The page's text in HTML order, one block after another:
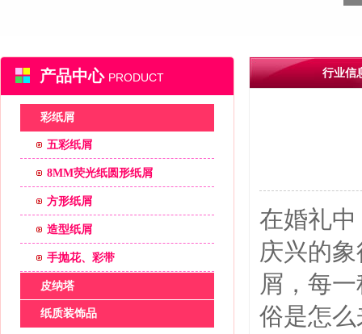
产品中心 PRODUCT
彩纸屑
五彩纸屑
8MM荧光纸圆形纸屑
方形纸屑
造型纸屑
手抛花、彩带
皮纳塔
纸质装饰品
行业信
在婚礼
庆兴的
屑，每
俗是怎